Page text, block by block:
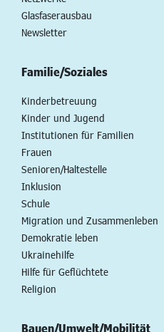
Glasfaserausbau
Newsletter
Familie/Soziales
Kinderbetreuung
Kinder und Jugend
Institutionen für Familien
Frauen
Senioren/Haltestelle
Inklusion
Schule
Migration und Zusammenleben
Demokratie leben
Ukrainehilfe
Hilfe für Geflüchtete
Religion
Bauen/Umwelt/Mobilität